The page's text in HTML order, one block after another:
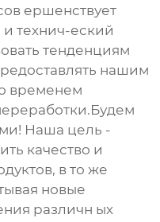
ершенствует
технич-еский
тенденциям
нашим
временем
Наша цель -
качество и
в то же
новые
различн ых